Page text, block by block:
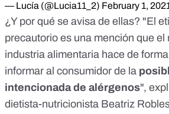
— Lucía (@Lucia11_2) February 1,
¿Y por qué se avisa de ellas? "El
precautorio es una mención que el
industria alimentaria hace de
informar al consumidor de la
intencionada de alérgenos",
dietista-nutricionista Beatriz